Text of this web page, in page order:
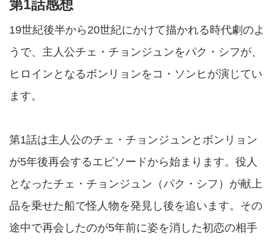
第1話感想
19世紀後半から20世紀にかけて描かれる時代劇のよ
うで、主人公チェ・チョンジュンをパク・シフが、
ヒロインとなるボンリョンをコ・ソンヒが演じてい
ます。
第1話は主人公のチェ・チョンジュンとボンリョン
が5年後再会するエピソードから始まります。役人
となったチェ・チョンジュン（パク・シフ）が献上
品を乗せた船で怪人物を発見し後を追います。その
途中で再会したのが5年前に姿を消した初恋の相手